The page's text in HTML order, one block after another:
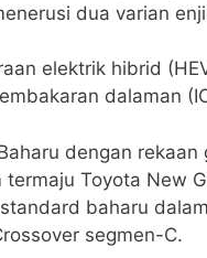
dua varian
elektrik hibrid
dalaman
dengan rekaan
termaju Toyota New
baharu
segmen-C.